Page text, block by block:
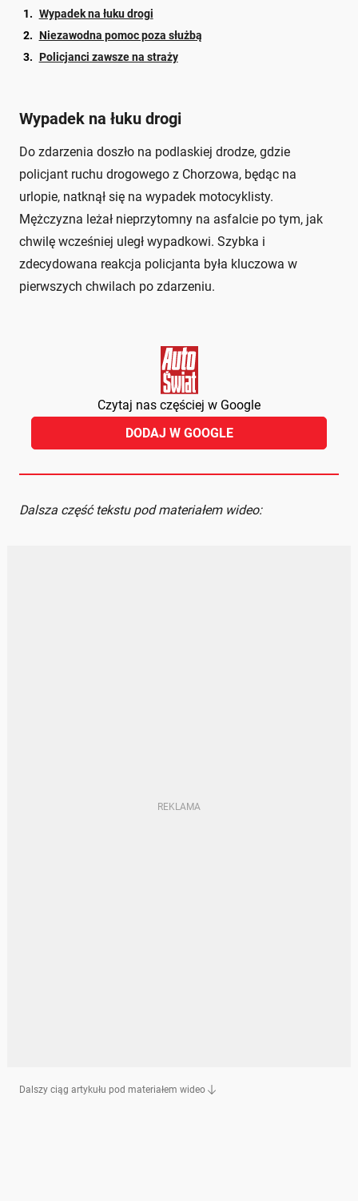
Wypadek na łuku drogi
Niezawodna pomoc poza służbą
Policjanci zawsze na straży
Wypadek na łuku drogi
Do zdarzenia doszło na podlaskiej drodze, gdzie
policjant ruchu drogowego z Chorzowa, będąc na
urlopie, natknął się na wypadek motocyklisty.
Mężczyzna leżał nieprzytomny na asfalcie po tym, jak
chwilę wcześniej uległ wypadkowi. Szybka i
zdecydowana reakcja policjanta była kluczowa w
pierwszych chwilach po zdarzeniu.
Czytaj nas częściej w Google
DODAJ W GOOGLE
Dalsza część tekstu pod materiałem wideo:
Dalszy ciąg artykułu pod materiałem wideo